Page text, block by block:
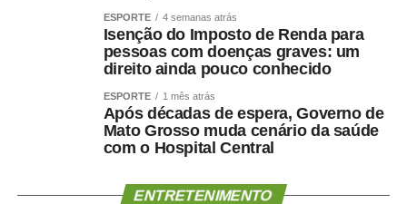
ESPORTE 4 semanas atrás
Isenção do Imposto de Renda para
pessoas com doenças graves: um
direito ainda pouco conhecido
ESPORTE 1 mês atrás
Após décadas de espera, Governo de
Mato Grosso muda cenário da saúde
com o Hospital Central
ENTRETENIMENTO